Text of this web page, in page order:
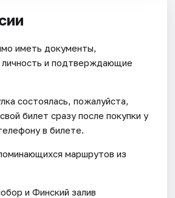
иметь документы,
и подтверждающие
состоялась, пожалуйста,
билет сразу после покупки у
в билете.
маршрутов из
и Финский залив